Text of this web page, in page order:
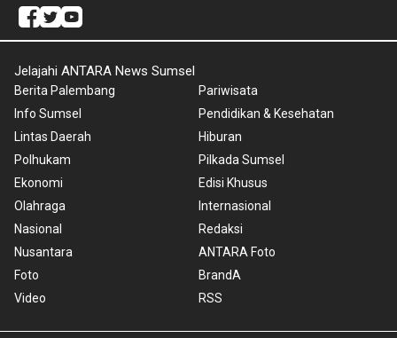
Jelajahi ANTARA News Sumsel
Berita Palembang
Info Sumsel
Lintas Daerah
Polhukam
Ekonomi
Olahraga
Nasional
Nusantara
Foto
Video
Pariwisata
Pendidikan & Kesehatan
Hiburan
Pilkada Sumsel
Edisi Khusus
Internasional
Redaksi
ANTARA Foto
BrandA
RSS